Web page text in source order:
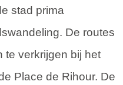
stad prima
De routes
te verkrijgen bij het
Place de Rihour. De